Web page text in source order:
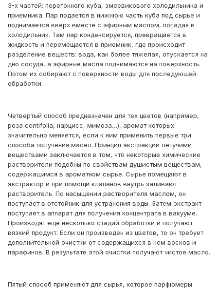
3-х частей: перегонного куба, змеевикового холодильника и
приемника. Пар подается в нижнюю часть куба под сырье и
поднимается вверх вместе с эфирным маслом, попадая в
холодильник. Там пар конденсируется, превращается в
жидкость и перемещается в приемник, где происходит
разделение веществ: вода, как более тяжелая, опускается на
дно сосуда, а эфирные масла поднимаются на поверхность.
Потом их собирают с поверхности воды для последующей
обработки.
Четвертый способ предназначен для тех цветов (например,
роза centifolia, нарцисс, мимоза…), аромат которых
значительно меняется, если к ним применить первые три
способа получения масел. Принцип экстракции летучими
веществами заключается в том, что некоторые химические
растворители подобны по свойствам душистым веществам,
содержащимся в ароматном сырье. Сырье помещают в
экстрактор и при помощи клапанов внутрь заливают
растворитель. По насыщении растворителя маслом, он
поступает в отстойник для устранения воды. Затем экстракт
поступает в аппарат для получения концентрата в вакууме.
Производят еще несколько стадий обработки и получают
вязкий продукт. Если он произведен из цветов, то он требует
дополнительной очистки от содержащихся в нем восков и
парафинов. В результате этой очистки получают чистое масло.
Пятый способ применяют для сырья, которое парфюмеры